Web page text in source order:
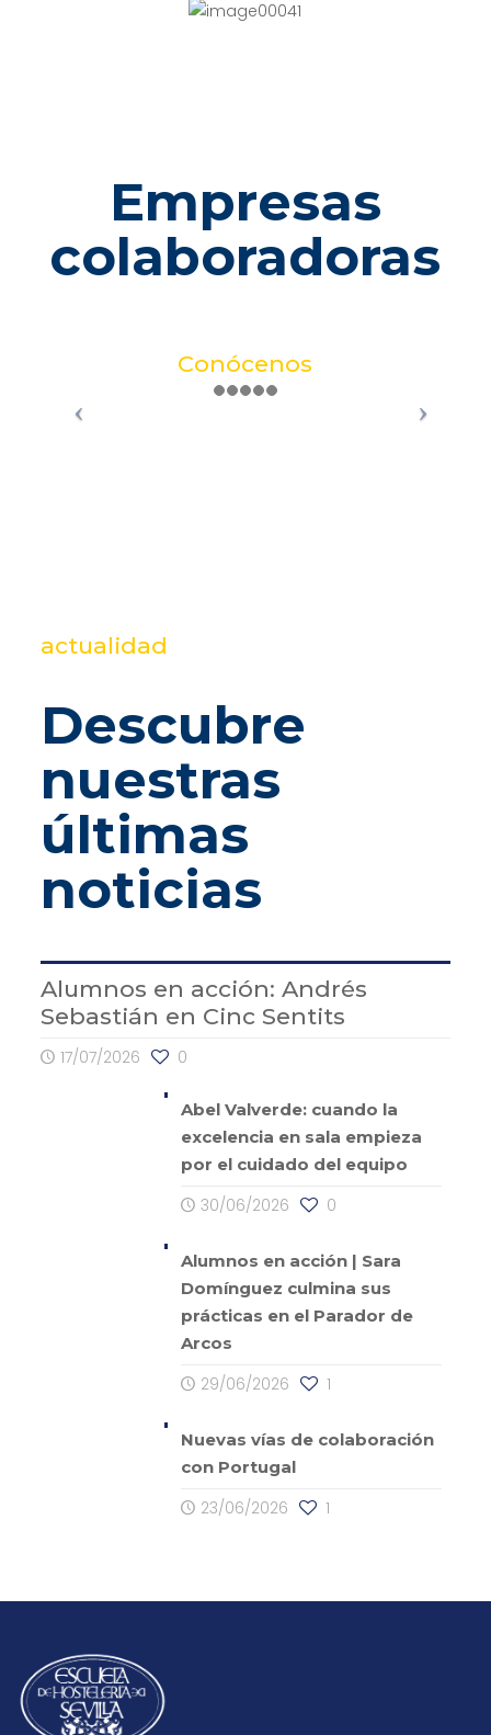
Empresas
colaboradoras
Conócenos
actualidad
Descubre
nuestras
últimas
noticias
Alumnos en acción: Andrés
Sebastián en Cinc Sentits
17/07/2026 0
Abel Valverde: cuando la
excelencia en sala empieza
por el cuidado del equipo
30/06/2026 0
Alumnos en acción | Sara
Domínguez culmina sus
prácticas en el Parador de
Arcos
29/06/2026 1
Nuevas vías de colaboración
con Portugal
23/06/2026 1